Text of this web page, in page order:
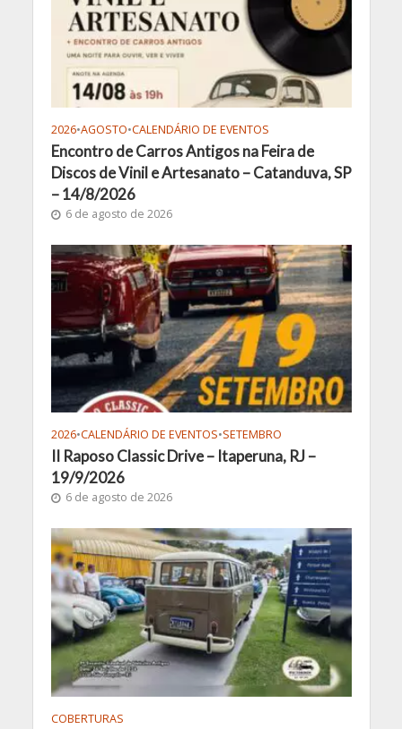
2026•AGOSTO•CALENDÁRIO DE EVENTOS
Encontro de Carros Antigos na Feira de
Discos de Vinil e Artesanato – Catanduva, SP
– 14/8/2026
6 de agosto de 2026
2026•CALENDÁRIO DE EVENTOS•SETEMBRO
II Raposo Classic Drive – Itaperuna, RJ –
19/9/2026
6 de agosto de 2026
COBERTURAS